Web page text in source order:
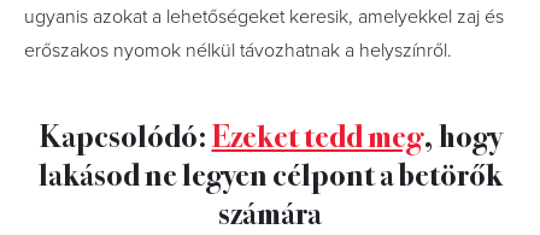
ugyanis azokat a lehetőségeket keresik, amelyekkel zaj és
erőszakos nyomok nélkül távozhatnak a helyszínről.
Kapcsolódó:Ezeket tedd meg, hogy
lakásod ne legyen célpont a betörők
számára